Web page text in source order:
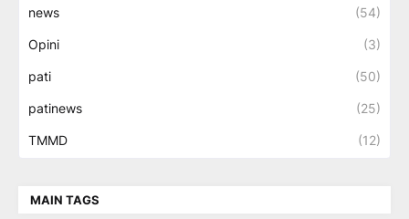
news (54)
Opini (3)
pati (50)
patinews (25)
TMMD (12)
MAIN TAGS